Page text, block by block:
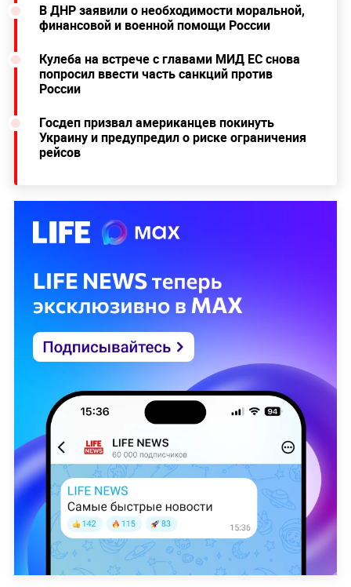
В ДНР заявили о необходимости моральной,
финансовой и военной помощи России
Кулеба на встрече с главами МИД ЕС снова
попросил ввести часть санкций против
России
Госдеп призвал американцев покинуть
Украину и предупредил о риске ограничения
рейсов